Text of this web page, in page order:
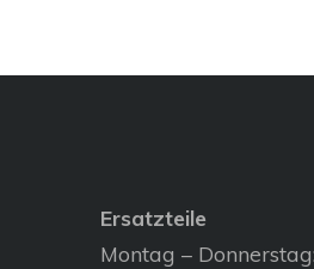
Ersatzteile
Montag – Donnerstag: